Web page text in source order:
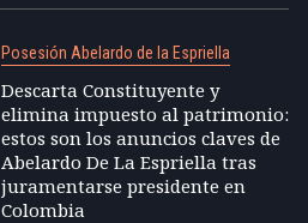
Posesión Abelardo de la Espriella
Descarta Constituyente y
elimina impuesto al patrimonio:
estos son los anuncios claves de
Abelardo De La Espriella tras
juramentarse presidente en
Colombia